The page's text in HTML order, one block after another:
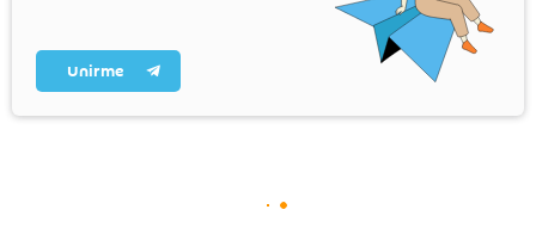
Unirme